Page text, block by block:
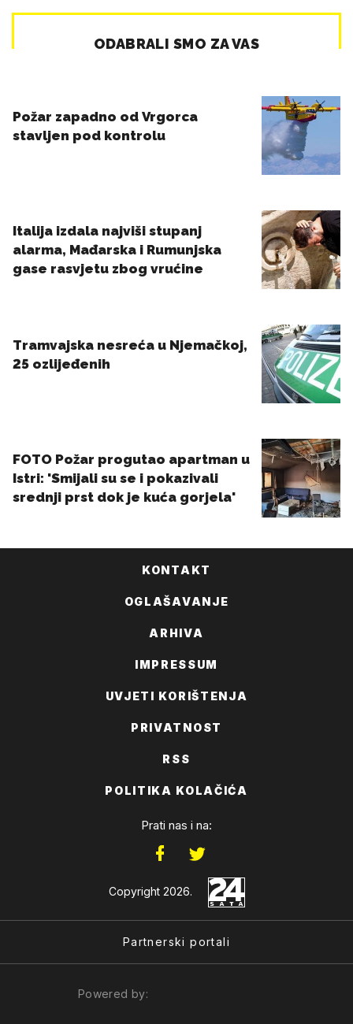
KONTAKT
OGLAŠAVANJE
ARHIVA
IMPRESSUM
UVJETI KORIŠTENJA
PRIVATNOST
RSS
POLITIKA KOLAČIĆA
Prati nas i na:
Copyright 2026.
Partnerski portali
Powered by: